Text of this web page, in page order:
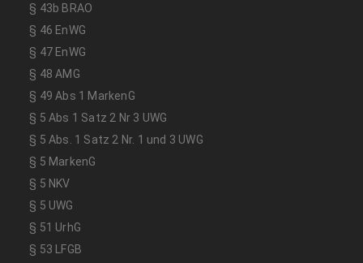
§ 43b BRAO
§ 46 EnWG
§ 47 EnWG
§ 48 AMG
§ 49 Abs 1 MarkenG
§ 5 Abs 1 Satz 2 Nr 3 UWG
§ 5 Abs. 1 Satz 2 Nr. 1 und 3 UWG
§ 5 MarkenG
§ 5 NKV
§ 5 UWG
§ 51 UrhG
§ 53 LFGB